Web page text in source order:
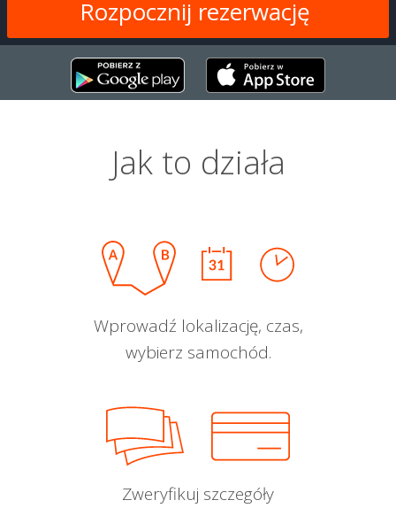
Jak to działa
Wprowadź lokalizację, czas,
wybierz samochód.
Zweryfikuj szczegóły